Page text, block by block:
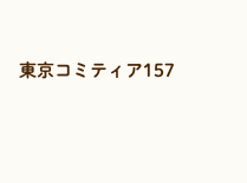
東京コミティア157